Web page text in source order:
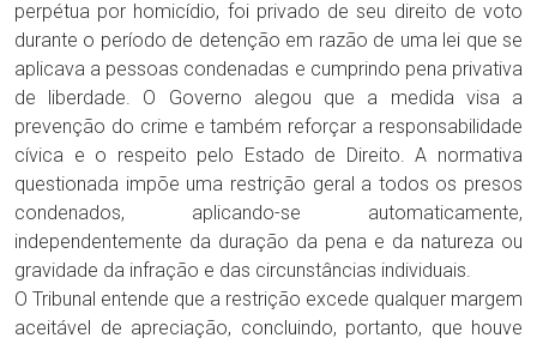
perpétua por homicídio, foi privado de seu direito de voto
durante o período de detenção em razão de uma lei que se
aplicava a pessoas condenadas e cumprindo pena privativa
de liberdade. O Governo alegou que a medida visa a
prevenção do crime e também reforçar a responsabilidade
cívica e o respeito pelo Estado de Direito. A normativa
questionada impõe uma restrição geral a todos os presos
condenados, aplicando-se automaticamente,
independentemente da duração da pena e da natureza ou
gravidade da infração e das circunstâncias individuais.
O Tribunal entende que a restrição excede qualquer margem
aceitável de apreciação, concluindo, portanto, que houve